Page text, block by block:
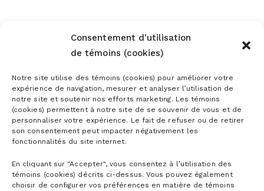
Consentement d'utilisation
de témoins (cookies)
Notre site utilise des témoins (cookies) pour améliorer votre
expérience de navigation, mesurer et analyser l’utilisation de
notre site et soutenir nos efforts marketing. Les témoins
(cookies) permettent à notre site de se souvenir de vous et de
personnaliser votre expérience. Le fait de refuser ou de retirer
son consentement peut impacter négativement les
fonctionnalités du site internet.
En cliquant sur "Accepter", vous consentez à l’utilisation des
témoins (cookies) décrits ci-dessus. Vous pouvez également
choisir de configurer vos préférences en matière de témoins
VOIR TOUS LES ARTICLES